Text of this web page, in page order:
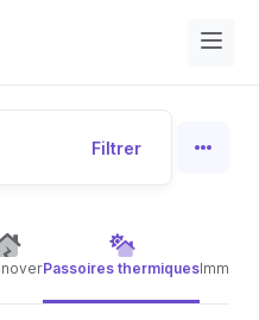
Filtrer
Passoires thermiques